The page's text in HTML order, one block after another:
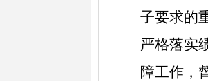
子要求的
严格落实
障工作，